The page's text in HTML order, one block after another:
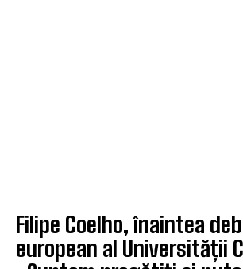
Filipe Coelho, înaintea
european al Universității